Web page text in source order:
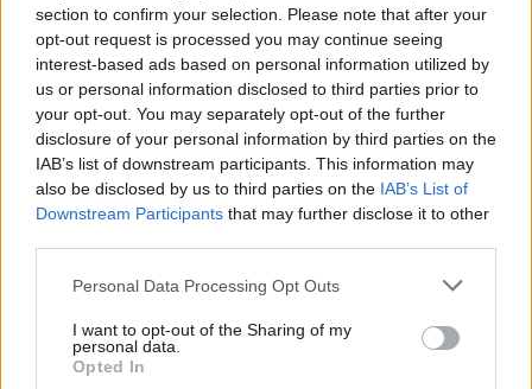
section to confirm your selection. Please note that after your
opt-out request is processed you may continue seeing
interest-based ads based on personal information utilized by
us or personal information disclosed to third parties prior to
your opt-out. You may separately opt-out of the further
disclosure of your personal information by third parties on the
IAB’s list of downstream participants. This information may
also be disclosed by us to third parties on the IAB’s List of
Downstream Participants that may further disclose it to other
Personal Data Processing Opt Outs
I want to opt-out of the Sharing of my
personal data.
Opted In
Elma Servizi Industriali S.r.l. risulta beneficiaria di 20 aiuti o
contributi pubblici per un totale di almeno 471.699 euro
(2020–2025).
2025-06-25
Credito d'imposta formazione 4.0
Agenzia delle Entrate
10.908 euro
2025-06-25
9.108 euro
2025-06-25